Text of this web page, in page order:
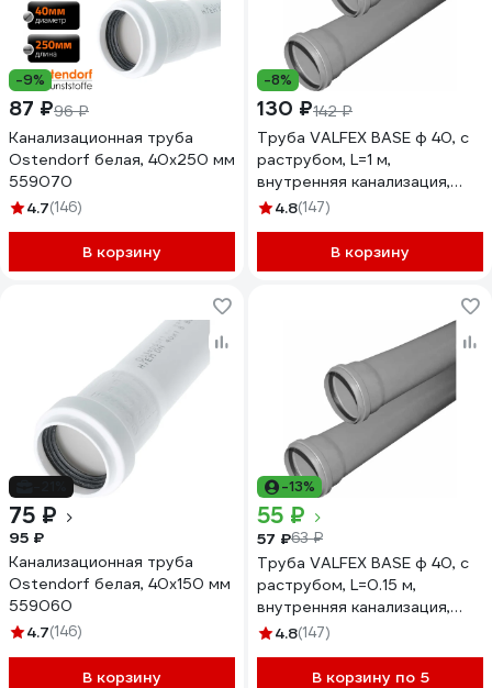
-9%
87 ₽96 ₽
Канализационная труба
Ostendorf белая, 40x250 мм
559070
4.7(146)
В корзину
-8%
130 ₽142 ₽
Труба VALFEX BASE ф 40, с
раструбом, L=1 м,
внутренняя канализация,
толщина стенки 1.8
4.8(147)
В корзину
75 ₽
95 ₽
Канализационная труба
Ostendorf белая, 40x150 мм
559060
4.7(146)
В корзину
-13%
55 ₽
57 ₽63 ₽
Труба VALFEX BASE ф 40, с
раструбом, L=0.15 м,
внутренняя канализация,
толщина стенки 1.8
4.8(147)
В корзину по 5